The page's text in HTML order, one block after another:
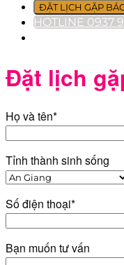
ĐẶT LỊCH GẶP
HOTLINE 0937
Đặt lịch
Họ và tên*
Tỉnh thành sinh sống
Số điện thoại*
Bạn muốn tư vấn